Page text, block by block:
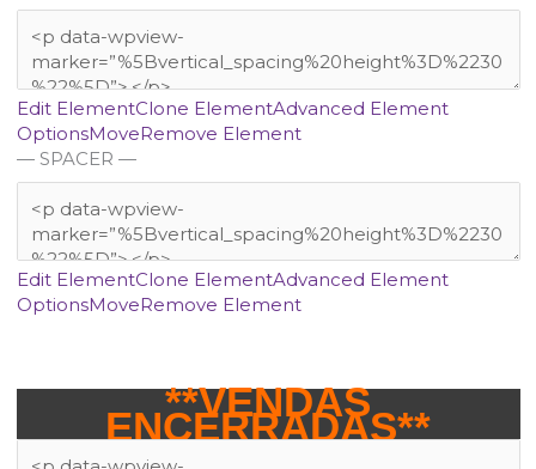
Edit ElementClone ElementAdvanced Element
OptionsMoveRemove Element
— SPACER —
Edit ElementClone ElementAdvanced Element
OptionsMoveRemove Element
**VENDAS
ENCERRADAS**